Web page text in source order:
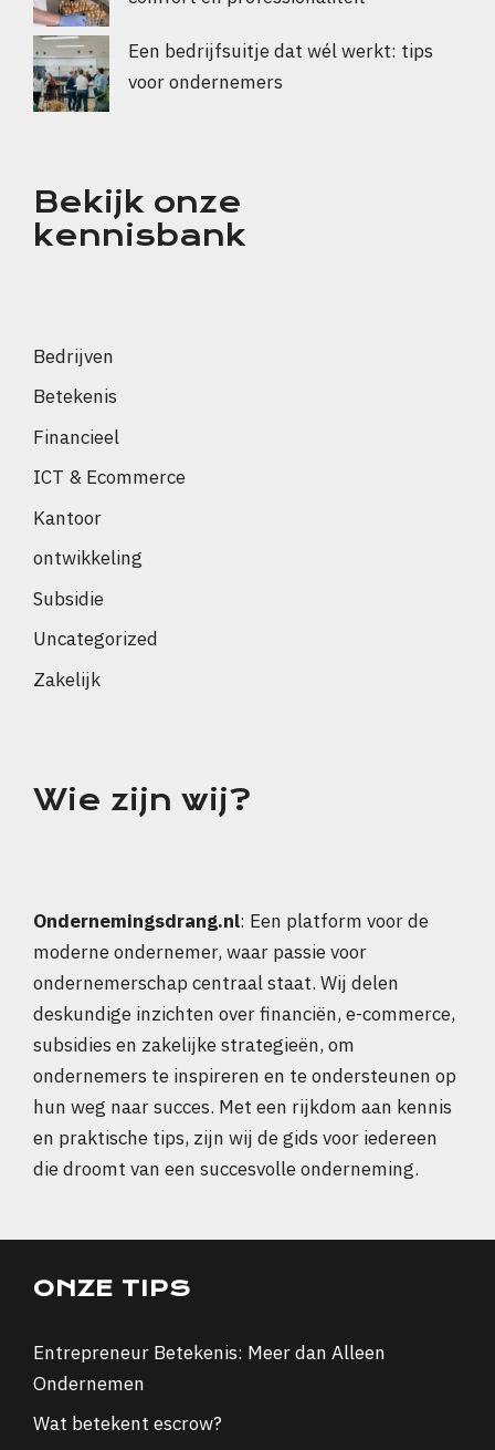
Een bedrijfsuitje dat wél werkt: tips
voor ondernemers
Bekijk onze
kennisbank
Bedrijven
Betekenis
Financieel
ICT & Ecommerce
Kantoor
ontwikkeling
Subsidie
Uncategorized
Zakelijk
Wie zijn wij?
Ondernemingsdrang.nl: Een platform voor de
moderne ondernemer, waar passie voor
ondernemerschap centraal staat. Wij delen
deskundige inzichten over financiën, e-commerce,
subsidies en zakelijke strategieën, om
ondernemers te inspireren en te ondersteunen op
hun weg naar succes. Met een rijkdom aan kennis
en praktische tips, zijn wij de gids voor iedereen
die droomt van een succesvolle onderneming.
ONZE TIPS
Entrepreneur Betekenis: Meer dan Alleen
Ondernemen
Wat betekent escrow?